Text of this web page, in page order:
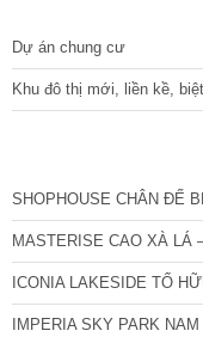
Dự án chung cư
Khu đô thị mới, liền kề,
SHOPHOUSE CHÂN ĐẾ
MASTERISE CAO XÀ LÁ
ICONIA LAKESIDE TỐ
IMPERIA SKY PARK NAM